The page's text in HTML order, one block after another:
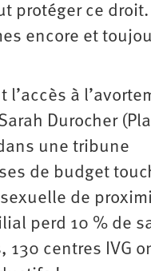
protéger ce droit.
encore et
à
Durocher
une tribune
de budget
de
perd 10 % de
centres IVG